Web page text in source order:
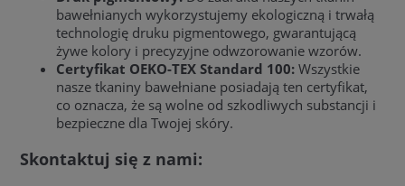
bawełnianych wykorzystujemy ekologiczną i trwałą
technologię druku pigmentowego, gwarantującą
żywe kolory i precyzyjne odwzorowanie wzorów.
Certyfikat OEKO-TEX Standard 100: Wszystkie
nasze tkaniny bawełniane posiadają ten certyfikat,
co oznacza, że są wolne od szkodliwych substancji i
bezpieczne dla Twojej skóry.
Skontaktuj się z nami: